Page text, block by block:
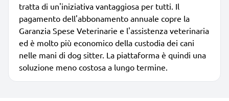
tratta di un'iniziativa vantaggiosa per tutti. Il
pagamento dell'abbonamento annuale copre la
Garanzia Spese Veterinarie e l'assistenza veterinaria
ed è molto più economico della custodia dei cani
nelle mani di dog sitter. La piattaforma è quindi una
soluzione meno costosa a lungo termine.